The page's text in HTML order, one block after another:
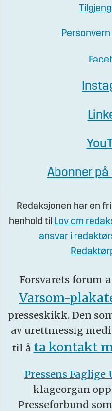
Abonner
Redaksjonen har en
henhold til Lov om
ansvar i
Forsvarets forum
Varsom-
presseskikk. Den
av urettmessig
til å ta kontakt
Pressens Faglige
klageorgan
Presseforbund